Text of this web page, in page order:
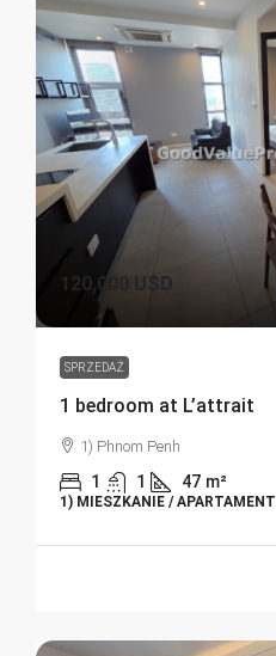
120,000 USD
SPRZEDAŻ
1 bedroom at L’attrait
1) Phnom Penh
1 1 47 m²
1) MIESZKANIE / APARTAMENT